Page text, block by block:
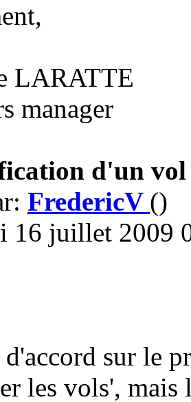
LARATTE
manager
d'un
FredericV ()
16 juillet 2009
sur le
les vols', mais